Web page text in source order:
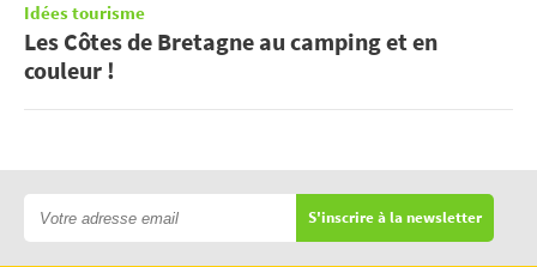
Idées tourisme
Les Côtes de Bretagne au camping et en
couleur !
S'inscrire à la newsletter